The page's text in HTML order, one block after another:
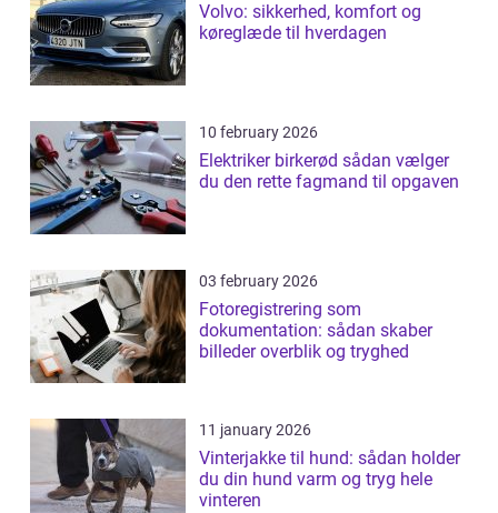
Volvo: sikkerhed, komfort og
køreglæde til hverdagen
10 february 2026
Elektriker birkerød sådan vælger
du den rette fagmand til opgaven
03 february 2026
Fotoregistrering som
dokumentation: sådan skaber
billeder overblik og tryghed
11 january 2026
Vinterjakke til hund: sådan holder
du din hund varm og tryg hele
vinteren